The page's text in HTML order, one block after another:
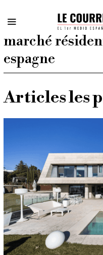
marché
espagne
Articles les